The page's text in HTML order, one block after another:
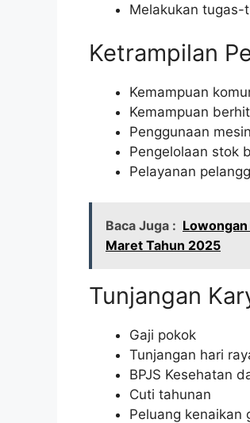
Melakukan tugas-
Ketrampilan
Kemampuan
Kemampuan
Penggunaan
Pengelolaan stok
Pelayanan
Baca Juga :
Maret Tahun 2025
Tunjangan
Gaji pokok
Tunjangan hari
BPJS Kesehatan
Cuti tahunan
Peluang kenaikan